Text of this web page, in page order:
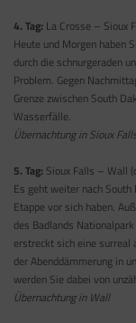
4. Tag: La Crosse – Sioux
Heute und Morgen haben
durch die schnurgeraden
Problem. Gegen
Grenze zwischen South
Wasserfälle.
Übernachtung in Sioux
5. Tag: Sioux Falls – Wall
Es geht weiter nach
Etappe vor sich haben.
des Badlands
erstreckt sich eine surreal
der Abenddämmerung in
werden Sie dabei von
Übernachtung in Wall